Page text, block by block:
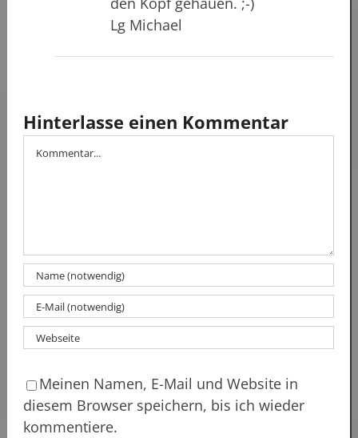
Lg Michael
Hinterlasse einen Kommentar
Kommentar
Meinen Namen, E-Mail und Website in
diesem Browser speichern, bis ich wieder
kommentiere.